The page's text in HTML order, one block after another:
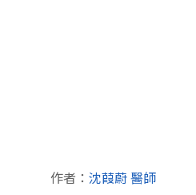
作者： 沈葭蔚 醫師